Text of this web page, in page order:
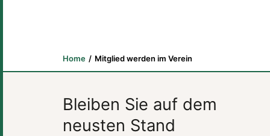
Home Mitglied werden im Verein
Bleiben Sie auf dem
neusten Stand